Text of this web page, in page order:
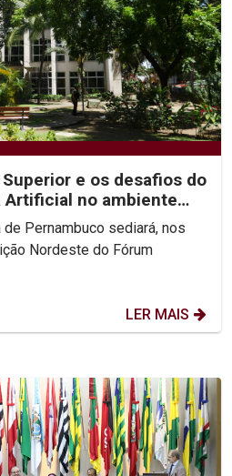
e os desafios do
Artificial no ambiente
Pernambuco sediará, nos
Nordeste do Fórum
LER MAIS